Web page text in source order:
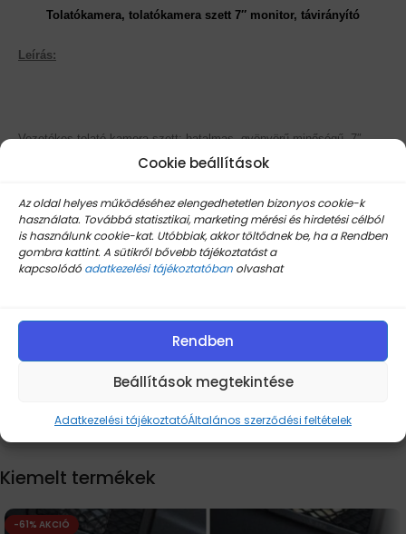
Cookie beállítások
Az oldal helyes működéséhez elengedhetetlen bizonyos cookie-k
használata. Továbbá statisztikai, marketing mérési és hirdetési célból
is használunk cookie-kat. Utóbbiak, akkor töltődnek be, ha a Rendben
gombra kattint. A sütikről bővebb tájékoztatást a
kapcsolódó adatkezelési tájékoztatóban olvashat
Rendben
Beállítások megtekintése
Adatkezelési tájékoztatóÁltalános szerződési feltételek
Tolatókamera, tolatókamera szett 7″ monitor, távirányító
Leírás:
Vezetékes tolató kamera szett: hatalmas, gyönyörű minőségű, 7″
monitorral, amelyhez távirányító is jár és persze az éjjel is 170 fokban
A csomag minden szereléshez szükséges anyagot, mint például
A feltüntetett ár a két termékre összesen és akciósan vonatkozik, a
Kiemelt termékek
-61% AKCIÓ